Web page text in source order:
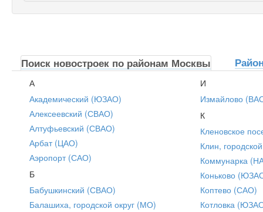
Поиск новостроек по районам Москвы
А
Академический (ЮЗАО)
Алексеевский (СВАО)
Алтуфьевский (СВАО)
Арбат (ЦАО)
Аэропорт (САО)
Б
Бабушкинский (СВАО)
Балашиха, городской округ (МО)
И
Измайлово
К
Кленовское
Клин,
Коммунарка
Коньково
Коптево (САО)
Котловка